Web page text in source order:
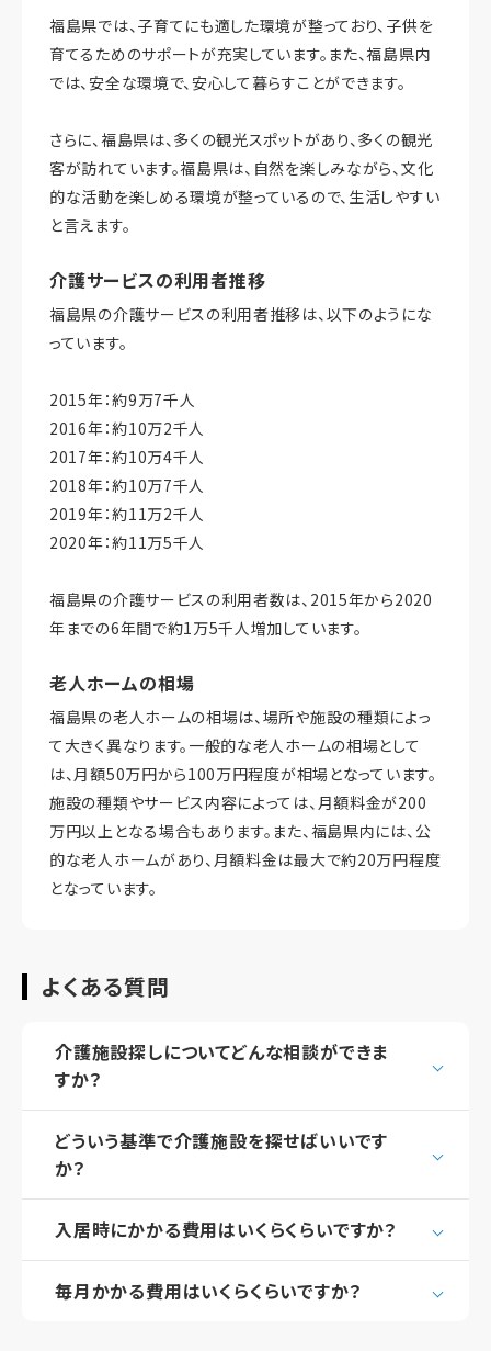
福島県では、子育てにも適した環境が整っており、子供を
育てるためのサポートが充実しています。また、福島県内
では、安全な環境で、安心して暮らすことができます。
さらに、福島県は、多くの観光スポットがあり、多くの観光
客が訪れています。福島県は、自然を楽しみながら、文化
的な活動を楽しめる環境が整っているので、生活しやすい
と言えます。
介護サービスの利用者推移
福島県の介護サービスの利用者推移は、以下のようにな
っています。
2015年：約9万7千人
2016年：約10万2千人
2017年：約10万4千人
2018年：約10万7千人
2019年：約11万2千人
2020年：約11万5千人
福島県の介護サービスの利用者数は、2015年から2020
年までの6年間で約1万5千人増加しています。
老人ホームの相場
福島県の老人ホームの相場は、場所や施設の種類によっ
て大きく異なります。一般的な老人ホームの相場として
は、月額50万円から100万円程度が相場となっています。
施設の種類やサービス内容によっては、月額料金が200
万円以上となる場合もあります。また、福島県内には、公
的な老人ホームがあり、月額料金は最大で約20万円程度
となっています。
よくある質問
介護施設探しについてどんな相談ができま
すか？
どういう基準で介護施設を探せばいいです
か？
入居時にかかる費用はいくらくらいですか？
毎月かかる費用はいくらくらいですか？